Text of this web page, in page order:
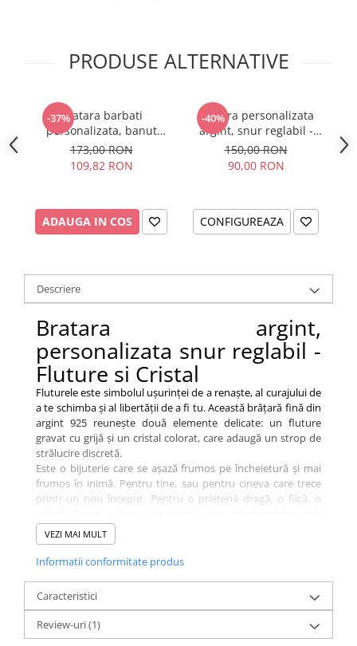
PRODUSE ALTERNATIVE
-37%Bratara barbati
personalizata, banut
argint, snur reglabil -
Freedom
173,00 RON
109,82 RON
ADAUGA IN COS
-40%
Bratara personalizata
argint, snur reglabil -
Noroc
150,00 RON
90,00 RON
CONFIGUREAZA
Descriere
Bratara argint,
personalizata snur reglabil -
Fluture si Cristal
Fluturele este simbolul ușurinței de a renaște, al curajului de
a te schimba și al libertății de a fi tu. Această brățară fină din
argint 925 reunește două elemente delicate: un fluture
gravat cu grijă și un cristal colorat, care adaugă un strop de
strălucire discretă.
Este o bijuterie care se așază frumos pe încheietură și mai
frumos în inimă. Pentru tine, sau pentru cineva care trece
printr-un nou început. Pentru o prietenă dragă, o fiică, o
cât este de frumoasă transformarea.
Brățara din argint include un banut de 11mm din argint și un
eleganta adusa acestei bijuterii.
Toate bijuteriile noastre sunt verificate si marcate ANPC.
Bijuteriile Personally ME sunt inscriptionate cu cea mai noua
VEZI MAI MULT
Informatii conformitate produs
Caracteristici
Review-uri(1)